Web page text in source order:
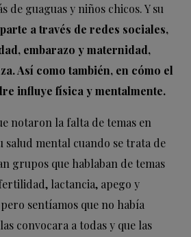
de guaguas y niños chicos. Y su
a través de redes sociales,
embarazo y maternidad,
Así como también, en cómo el
influye física y mentalmente.
notaron la falta de temas en
salud mental cuando se trata de
grupos que hablaban de temas
lactancia, apego y
sentíamos que no había
convocara a todas y que las